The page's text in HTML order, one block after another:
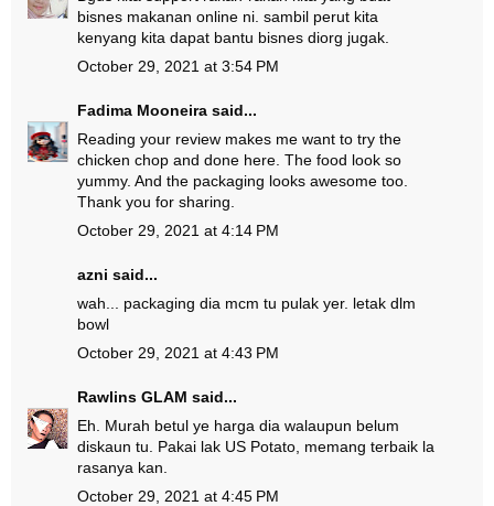
bisnes makanan online ni. sambil perut kita
kenyang kita dapat bantu bisnes diorg jugak.
October 29, 2021 at 3:54 PM
Fadima Mooneira said...
Reading your review makes me want to try the
chicken chop and done here. The food look so
yummy. And the packaging looks awesome too.
Thank you for sharing.
October 29, 2021 at 4:14 PM
azni said...
wah... packaging dia mcm tu pulak yer. letak dlm
bowl
October 29, 2021 at 4:43 PM
Rawlins GLAM said...
Eh. Murah betul ye harga dia walaupun belum
diskaun tu. Pakai lak US Potato, memang terbaik la
rasanya kan.
October 29, 2021 at 4:45 PM